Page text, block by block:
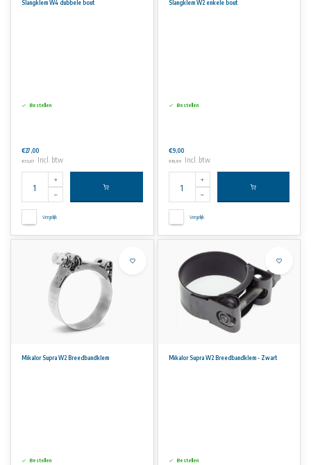
Slangklem W4 dubbele bout
Bestellen
€27,00
€32,67 Incl. btw
Vergelijk
Slangklem W2 enkele bout
Bestellen
€9,00
€10,89 Incl. btw
Vergelijk
Mikalor Supra W2 Breedbandklem
Bestellen
Mikalor Supra W2 Breedbandklem - Zwart
Bestellen